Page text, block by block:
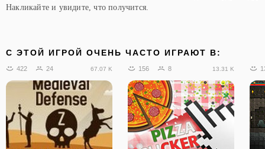
Накликайте и увидите, что получится.
C ЭТОЙ ИГРОЙ ОЧЕНЬ ЧАСТО ИГРАЮТ В:
422 24 67.07 K 156 8 13.31 K